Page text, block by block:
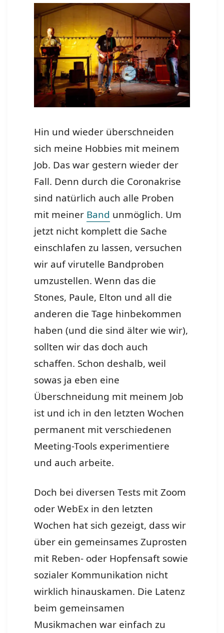
Hin und wieder überschneiden
sich meine Hobbies mit meinem
Job. Das war gestern wieder der
Fall. Denn durch die Coronakrise
sind natürlich auch alle Proben
mit meiner Band unmöglich. Um
jetzt nicht komplett die Sache
einschlafen zu lassen, versuchen
wir auf virutelle Bandproben
umzustellen. Wenn das die
Stones, Paule, Elton und all die
anderen die Tage hinbekommen
haben (und die sind älter wie wir),
sollten wir das doch auch
schaffen. Schon deshalb, weil
sowas ja eben eine
Überschneidung mit meinem Job
ist und ich in den letzten Wochen
permanent mit verschiedenen
Meeting-Tools experimentiere
und auch arbeite.
Doch bei diversen Tests mit Zoom
oder WebEx in den letzten
Wochen hat sich gezeigt, dass wir
über ein gemeinsames Zuprosten
mit Reben- oder Hopfensaft sowie
sozialer Kommunikation nicht
wirklich hinauskamen. Die Latenz
beim gemeinsamen
Musikmachen war einfach zu